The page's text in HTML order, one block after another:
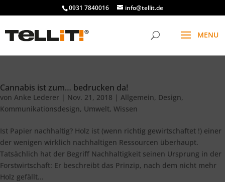
0931 7840016 info@tellit.de
Cannabis ist zum… bedrucken da!
von Anke Lederer | Nov. 21, 2018 | Allgemein, Design,
Kommunikationsdesign, Umwelt, Wissen
Ist Papier nachhaltig? Holz ist (wenn richtig gewirtschaftet !) einer
der wenigen wirklich nachhaltigen Ressourcen überhaupt.
Tatsächlich hat der Begriff Nachhaltigkeit seinen Ursprung in der
Forstwirtschaft: Er beschreibt das Prinzip, nach dem nicht mehr
Holz gefällt...